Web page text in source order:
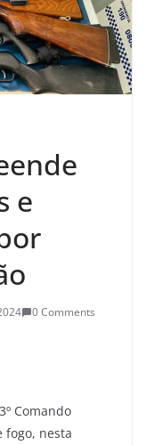
e
0 Comments
Comando
fogo, nesta